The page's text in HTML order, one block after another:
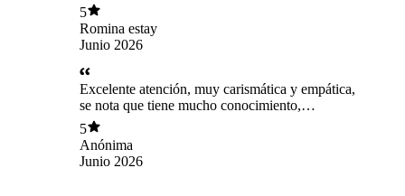
5
Romina estay
Junio 2026
Excelente atención, muy carismática y empática,
se nota que tiene mucho conocimiento,
dispuesta a explicar todo, 100% recomendada.
5
Anónima
Junio 2026